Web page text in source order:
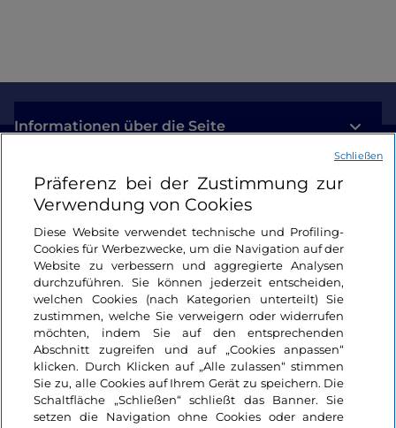
Informationen über die Seite
Nützliche Links
Login
Bleiben wir in Kontakt
Präferenz bei der Zustimmung zur
Verwendung von Cookies
Diese Website verwendet technische und Profiling-
Cookies für Werbezwecke, um die Navigation auf der
Website zu verbessern und aggregierte Analysen
durchzuführen. Sie können jederzeit entscheiden,
welchen Cookies (nach Kategorien unterteilt) Sie
zustimmen, welche Sie verweigern oder widerrufen
möchten, indem Sie auf den entsprechenden
Abschnitt zugreifen und auf „Cookies anpassen“
klicken. Durch Klicken auf „Alle zulassen“ stimmen
Sie zu, alle Cookies auf Ihrem Gerät zu speichern. Die
Schaltfläche „Schließen“ schließt das Banner. Sie
setzen die Navigation ohne Cookies oder andere
Schließen